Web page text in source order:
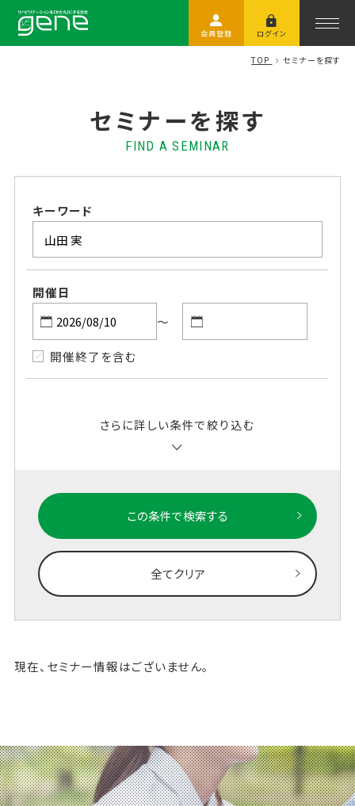
会員登録 ログイン
TOP セミナーを探す
セミナーを探す
FIND A SEMINAR
キーワード
開催日
～
開催終了を含む
さらに詳しい条件で絞り込む
この条件で検索する
全てクリア
現在、セミナー情報はございません。